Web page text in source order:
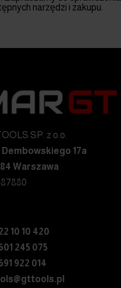
narzędzi i zakupu.
SP. z o.o.
Dembowskiego 17a
Warszawa
10 10 420
245 075
922 014